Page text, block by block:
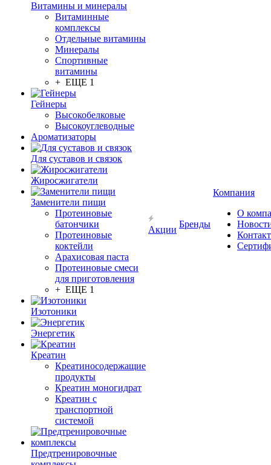
Витамины и минералы
Витаминные
комплексы
Отдельные витамины
Минералы
Спортивные
витамины
+ ЕЩЕ 1
Гейнеры
Высокобелковые
Высокоуглеводные
Ароматизаторы
Для суставов и связок
Жиросжигатели
Заменители пищи
Протеиновые
батончики
Протеиновые
коктейли
Арахисовая паста
Протеиновые смеси
для приготовления
+ ЕЩЕ 1
Изотоники
Энергетик
Креатин
Креатиносодержащие
продукты
Креатин моногидрат
Креатин с
транспортной
системой
Предтренировочные
Акции
Бренды
Компания
О